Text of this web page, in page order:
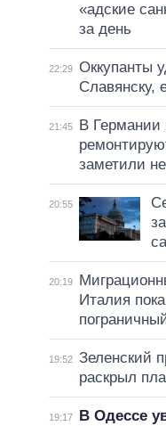
«адские
за день
22:29 Оккупанты
Славянску,
21:45
В Германии
заметили
20:55
20:19
Италия
19:52 Зеленский
раскрыл
19:17
В Одессе